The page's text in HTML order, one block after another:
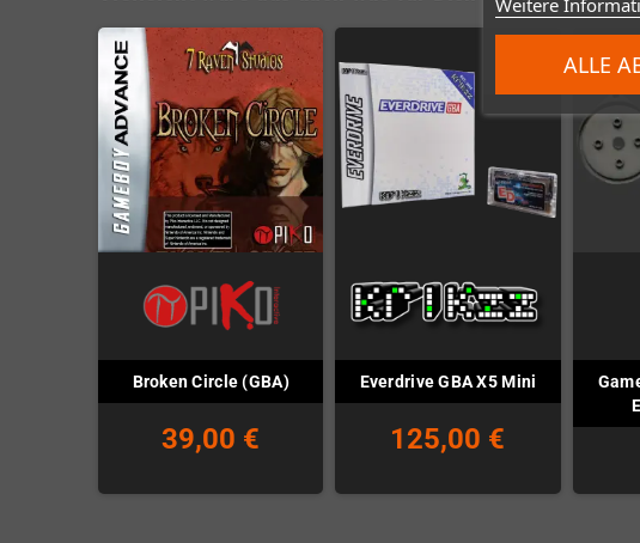
ALLE
Broken Circle (GBA)
39,00 €
Everdrive GBA X5 Mini
125,00 €